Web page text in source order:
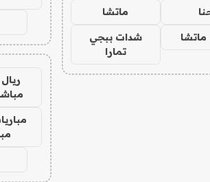
ماتشا
شدات ببجي
تمارا